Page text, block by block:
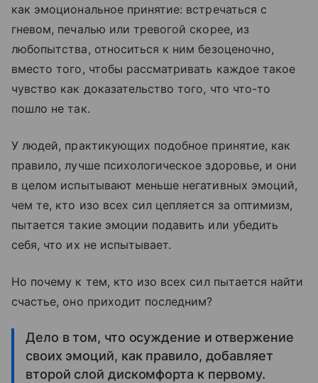
как эмоциональное принятие: встречаться с
гневом, печалью или тревогой скорее, из
любопытства, относиться к ним безоценочно,
вместо того, чтобы рассматривать каждое такое
чувство как доказательство того, что что-то
пошло не так.
У людей, практикующих подобное принятие, как
правило, лучше психологическое здоровье, и они
в целом испытывают меньше негативных эмоций,
чем те, кто изо всех сил цепляется за оптимизм,
пытается такие эмоции подавить или убедить
себя, что их не испытывает.
Но почему к тем, кто изо всех сил пытается найти
счастье, оно приходит последним?
Дело в том, что осуждение и отвержение
своих эмоций, как правило, добавляет
второй слой дискомфорта к первому.